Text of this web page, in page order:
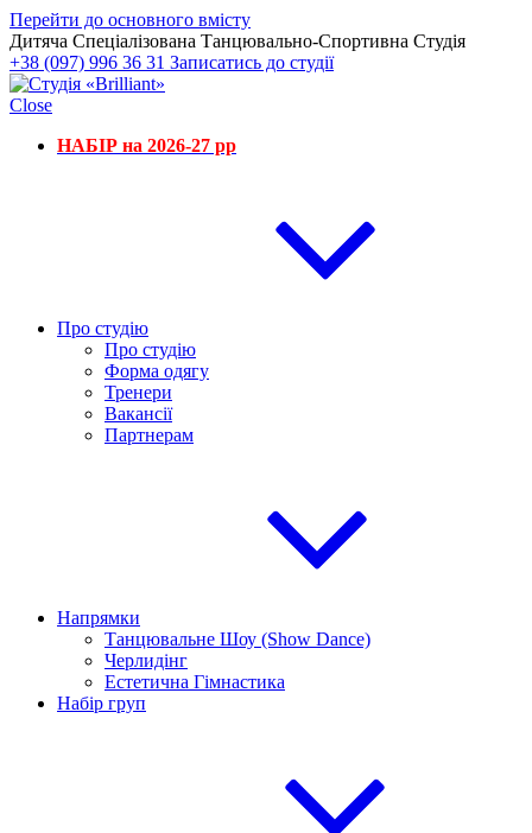
Перейти до основного вмісту
Дитяча Спеціалізована Танцювально-Спортивна Студія
+38 (097) 996 36 31 Записатись до студії
Close
НАБІР на 2026-27 рр
Про студію
Про студію
Форма одягу
Тренери
Вакансії
Партнерам
Напрямки
Танцювальне Шоу (Show Dance)
Черлидінг
Естетична Гімнастика
Набір груп